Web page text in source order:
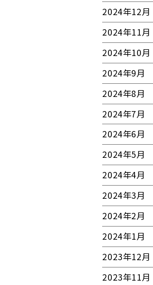
2024年12月
2024年11月
2024年10月
2024年9月
2024年8月
2024年7月
2024年6月
2024年5月
2024年4月
2024年3月
2024年2月
2024年1月
2023年12月
2023年11月